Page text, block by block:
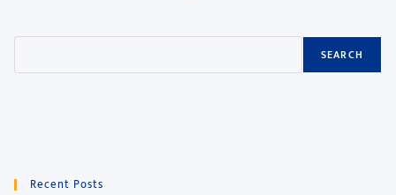
SEARCH
Recent Posts